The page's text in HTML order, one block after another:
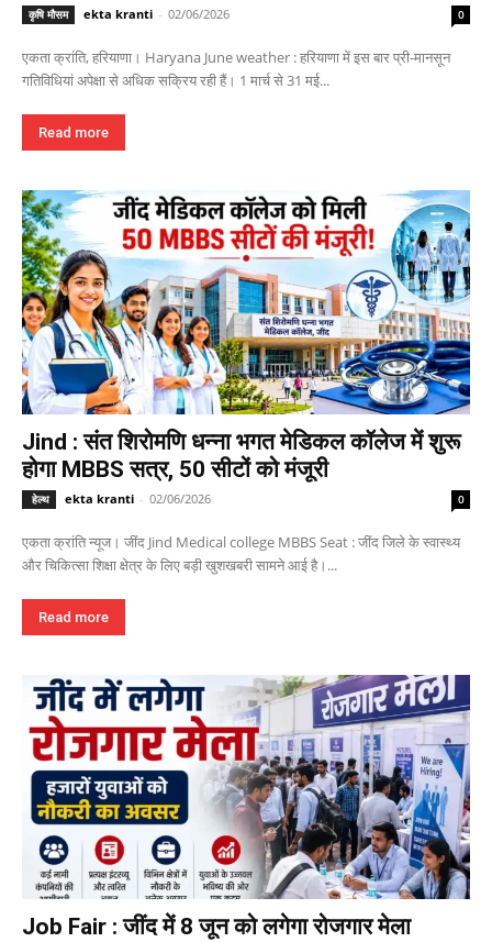
कृषि मौसम ekta kranti - 02/06/2026 0
एकता क्रांति, हरियाणा। Haryana June weather : हरियाणा में इस बार प्री-मानसून
गतिविधियां अपेक्षा से अधिक सक्रिय रही हैं। 1 मार्च से 31 मई...
Read more
Jind : संत शिरोमणि धन्ना भगत मेडिकल कॉलेज में शुरू
होगा MBBS सत्र, 50 सीटों को मंजूरी
हेल्थ ekta kranti - 02/06/2026 0
एकता क्रांति न्यूज। जींद Jind Medical college MBBS Seat : जींद जिले के स्वास्थ्य
और चिकित्सा शिक्षा क्षेत्र के लिए बड़ी खुशखबरी सामने आई है।...
Read more
Job Fair : जींद में 8 जून को लगेगा रोजगार मेला